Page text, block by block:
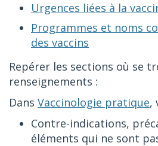
Urgences liées à la
Programmes et noms
des vaccins
Repérer les sections où se
renseignements :
Dans Vaccinologie pratique,
Contre-indications,
éléments qui ne sont